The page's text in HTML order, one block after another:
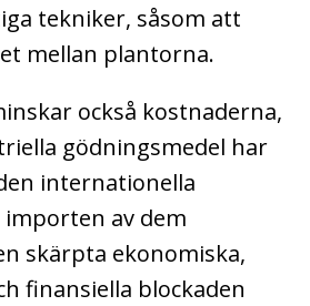
tekniker, såsom att
mellan plantorna.
också kostnaderna,
gödningsmedel har
internationella
av dem
skärpta ekonomiska,
finansiella blockaden